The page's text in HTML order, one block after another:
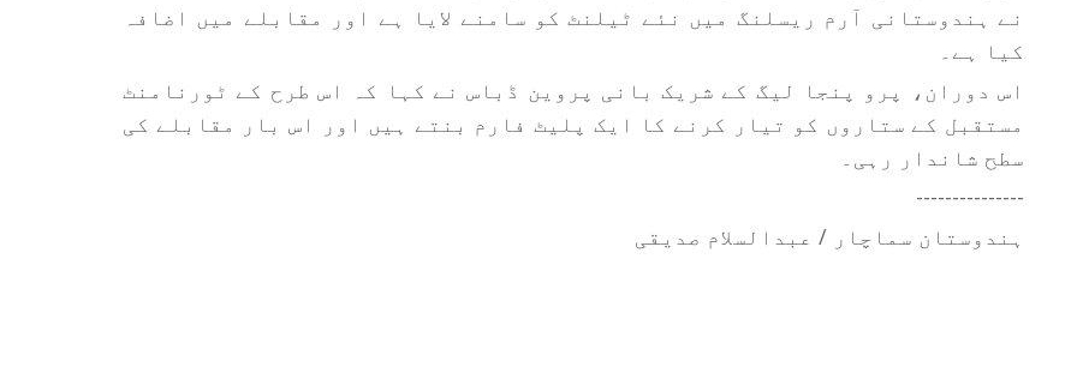
نے ہندوستانی آرم ریسلنگ میں نئے ٹیلنٹ کو سامنے لایا ہے اور مقابلے میں اضافہ
کیا ہے۔
اس دوران، پرو پنجا لیگ کے شریک بانی پروین ڈباس نے کہا کہ اس طرح کے ٹورنامنٹ
مستقبل کے ستاروں کو تیار کرنے کا ایک پلیٹ فارم بنتے ہیں اور اس بار مقابلے کی
سطح شاندار رہی۔
---------------
ہندوستان سماچار / عبدالسلام صدیقی